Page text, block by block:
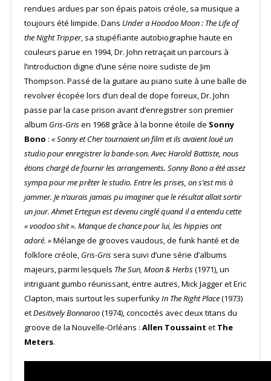
rendues ardues par son épais patois créole, sa musique a
toujours été limpide. Dans Under a Hoodoo Moon : The Life of
the Night Tripper, sa stupéfiante autobiographie haute en
couleurs parue en 1994, Dr. John retraçait un parcours à
l’introduction digne d’une série noire sudiste de Jim
Thompson. Passé de la guitare au piano suite à une balle de
revolver écopée lors d’un deal de dope foireux, Dr. John
passe par la case prison avant d’enregistrer son premier
album Gris-Grisen 1968 grâce à la bonne étoile de Sonny
Bono : « Sonny et Cher tournaient un film et ils avaient loué un
studio pour enregistrer la bande-son. Avec Harold Battiste, nous
étions chargé de fournir les arrangements. Sonny Bono a été assez
sympa pour me prêter le studio. Entre les prises, on s’est mis à
jammer. Je n’aurais jamais pu imaginer que le résultat allait sortir
un jour. Ahmet Ertegun est devenu cinglé quand il a entendu cette
« voodoo shit ». Manque de chance pour lui, les hippies ont
adoré. »Mélange de grooves vaudous, de funk hanté et de
folklore créole, Gris-Gris sera suivi d’une série d’albums
majeurs, parmi lesquels The Sun, Moon & Herbs(1971), un
intriguant gumbo réunissant, entre autres, Mick Jagger et Eric
Clapton, mais surtout les superfunkyIn The Right Place(1973)
etDesitively Bonnaroo(1974), concoctés avec deux titans du
groove de la Nouvelle-Orléans : Allen Toussaint et The
Meters.